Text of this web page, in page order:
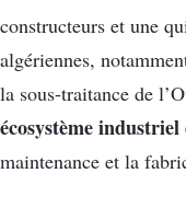
constructeurs et une
algériennes,
la sous-traitance de
écosystème
maintenance et la